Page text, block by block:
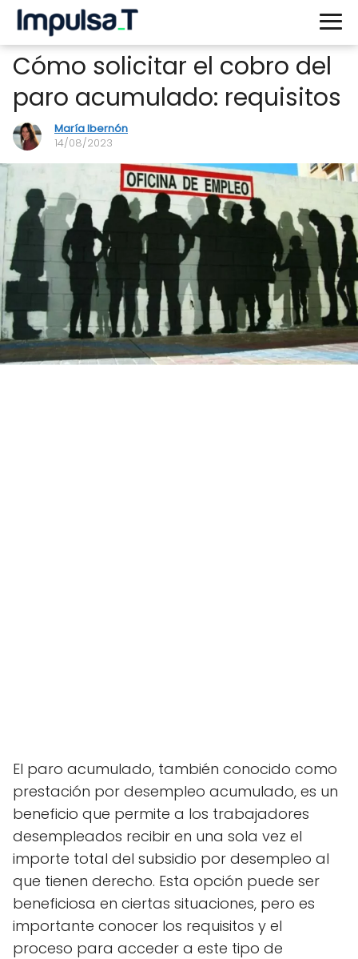
Cómo solicitar el cobro del
paro acumulado: requisitos
María Ibernón
14/08/2023
El paro acumulado, también conocido como
prestación por desempleo acumulado, es un
beneficio que permite a los trabajadores
desempleados recibir en una sola vez el
importe total del subsidio por desempleo al
que tienen derecho. Esta opción puede ser
beneficiosa en ciertas situaciones, pero es
importante conocer los requisitos y el
proceso para acceder a este tipo de